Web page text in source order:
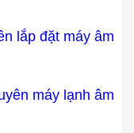
lắp đặt máy âm
máy lạnh âm